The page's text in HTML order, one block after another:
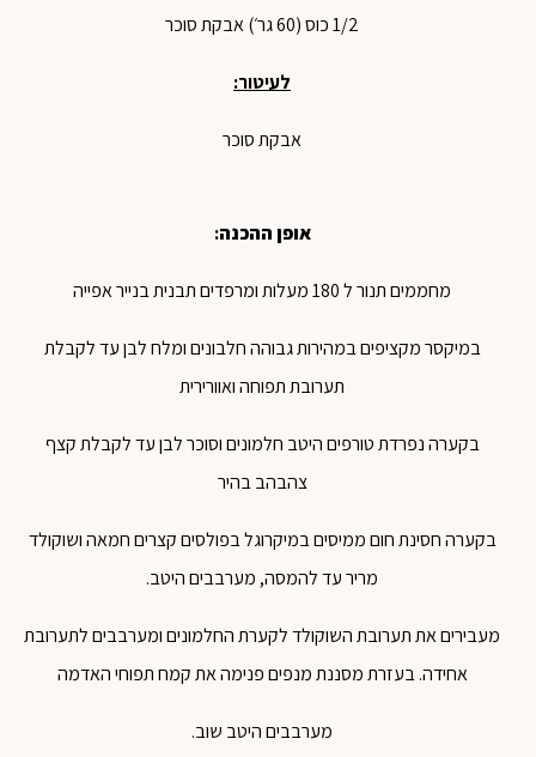
1/2 כוס (60 גר׳) אבקת סוכר
לעיטור:
אבקת סוכר
אופן ההכנה:
מחממים תנור ל 180 מעלות ומרפדים תבנית בנייר אפייה
במיקסר מקציפים במהירות גבוהה חלבונים ומלח לבן עד לקבלת
תערובת תפוחה ואוורירית
בקערה נפרדת טורפים היטב חלמונים וסוכר לבן עד לקבלת קצף
צהבהב בהיר
בקערה חסינת חום ממיסים במיקרוגל בפולסים קצרים חמאה ושוקולד
מריר עד להמסה, מערבבים היטב.
מעבירים את תערובת השוקולד לקערת החלמונים ומערבבים לתערובת
אחידה. בעזרת מסננת מנפים פנימה את קמח תפוחי האדמה
מערבבים היטב שוב.